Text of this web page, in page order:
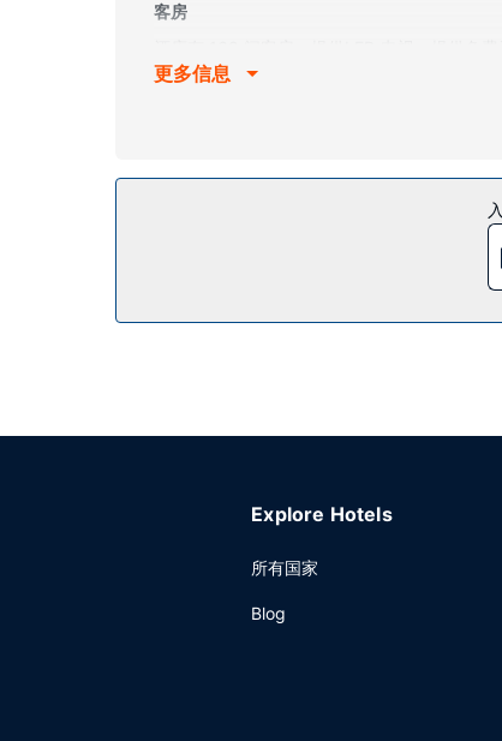
客房
及书桌和熨斗/熨衣板。
餐厅
您可以到酒店的餐厅享用晚餐。此外还可以
供应时间为：周一至周五 07:00 至 09:30，
更多信息
Explore Hotels
所有国家
Blog